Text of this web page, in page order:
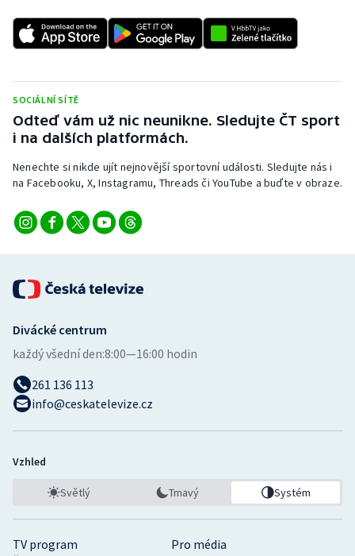
Ostatní
SOCIÁLNÍ SÍTĚ
Odteď vám už nic neunikne. Sledujte ČT sport
i na dalších platformách.
Nenechte si nikde ujít nejnovější sportovní události. Sledujte nás i
na Facebooku, X, Instagramu, Threads či YouTube a buďte v obraze.
TV program
Pro média
Divácké centrum
každý všední den:8:00—16:00 hodin
261 136 113
info@ceskatelevize.cz
Vzhled
Světlý Tmavý Systém